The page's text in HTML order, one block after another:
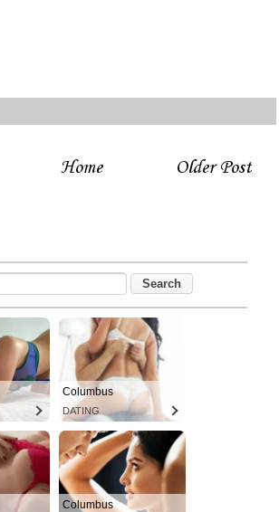
Older Post
Home
Columbus
DATING
Columbus